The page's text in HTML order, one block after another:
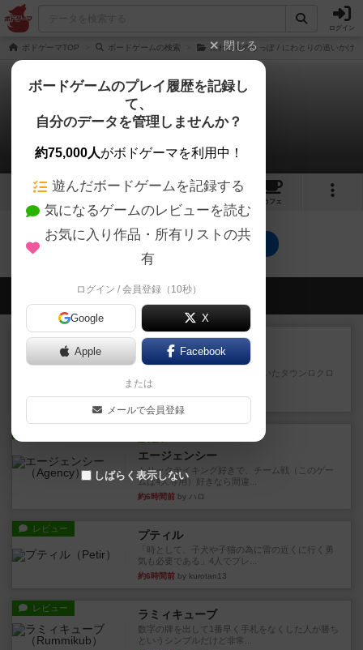
ログイン
ボドゲーマTOP ボードゲームの検索 にわとりのしっぽ / にわとりの追いかけ
大にわとりのしっぽ
0件の動画
1
カフェ
大にわとりのしっぽのトップに戻る
会員の新しい投稿
レビュー
カブラン
以前オインクゲームスから出ていたタウンロクロ
クというゲームのリメイク版...
約3時間前by ぽっぽーくるっぽー
エージェンシー
トリックテイキング好きで、チーム戦（このゲー
ムは4人専用）好きなら間違...
約6時間前 by ハロ
レビュー プティル
「時として、子犬や子猫の為に雷の近くに行く勇
気も必要である」4人でプレ...
約6時間前 by kurotan13
レビュー ラミィキューブ
数字の牌を出して1番早く手札をなくした人が勝ち
というシンプルだけど非常...
閉じる
ボードゲームのプレイ履歴を記録し
て、
自分のデータを管理しませんか？
約75,000人がボドゲーマを利用中！
遊んだボードゲームを記録する
気になるゲームのレビューを読む
お気に入り作品・所有リストの共
有
ログイン / 会員登録（10秒）
Google X
Apple Facebook
または
メールで会員登録
しばらく表示しない